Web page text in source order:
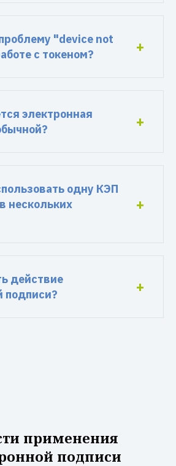
"device not
с токеном?
электронная
одну КЭП
нескольких
действие
подписи?
применения
подписи